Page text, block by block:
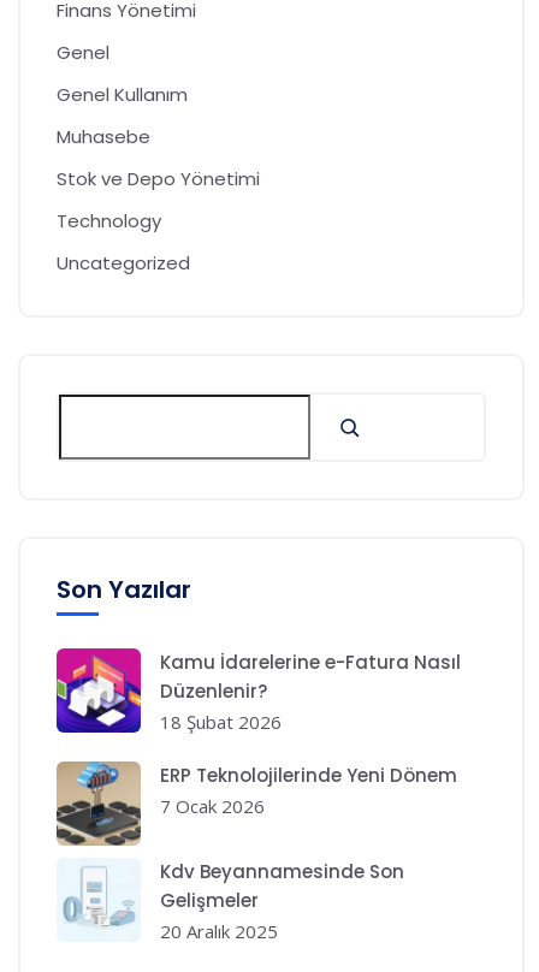
Finans Yönetimi
Genel
Genel Kullanım
Muhasebe
Stok ve Depo Yönetimi
Technology
Uncategorized
Son Yazılar
Kamu İdarelerine e-Fatura Nasıl
Düzenlenir?
18 Şubat 2026
ERP Teknolojilerinde Yeni Dönem
7 Ocak 2026
Kdv Beyannamesinde Son
Gelişmeler
20 Aralık 2025